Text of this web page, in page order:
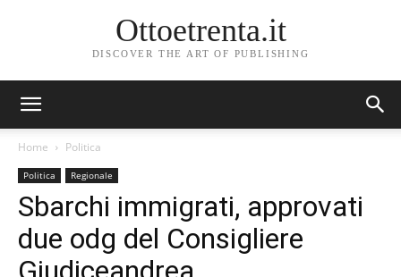
Ottoetrenta.it
DISCOVER THE ART OF PUBLISHING
Home Politica
Politica Regionale
Sbarchi immigrati, approvati
due odg del Consigliere